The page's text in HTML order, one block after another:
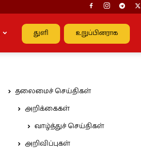
துளி உறுப்பினராக
தலைமைச் செய்திகள்
அறிக்கைகள்
வாழ்த்துச் செய்திகள்
அறிவிப்புகள்